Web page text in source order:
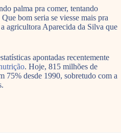
palma pra comer, tentando
bom seria se viesse mais pra
agricultora Aparecida da Silva que
apontadas recentemente
. Hoje, 815 milhões de
75% desde 1990, sobretudo com a